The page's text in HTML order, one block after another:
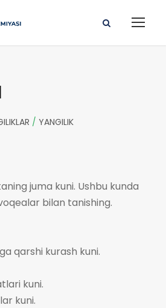
/ YANGILIK
juma kuni. Ushbu kunda
bilan tanishing.
qarshi kurash kuni.
kuni.
kuni.